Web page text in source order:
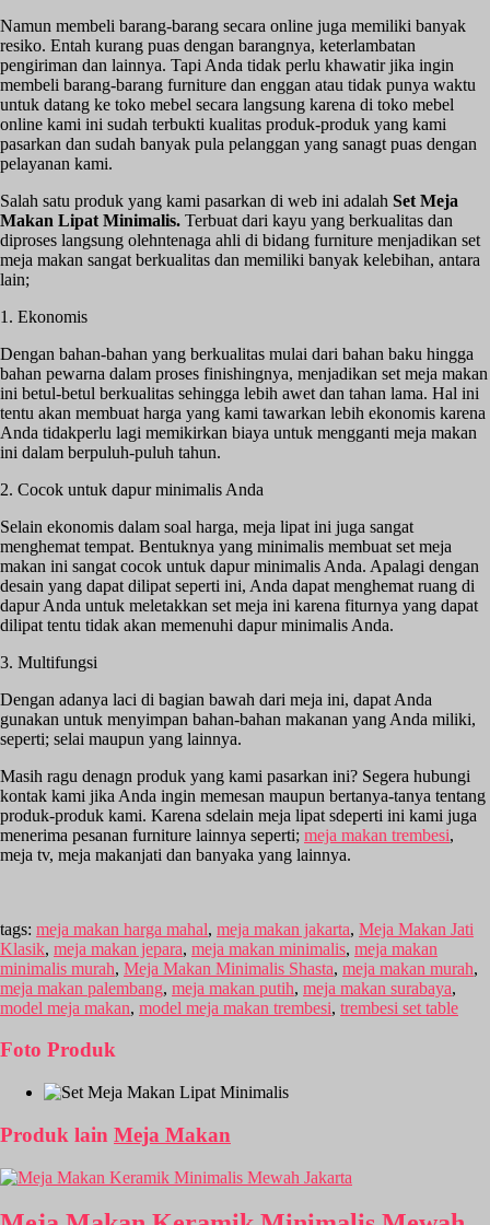
Namun membeli barang-barang secara online juga memiliki banyak
resiko. Entah kurang puas dengan barangnya, keterlambatan
pengiriman dan lainnya. Tapi Anda tidak perlu khawatir jika ingin
membeli barang-barang furniture dan enggan atau tidak punya waktu
untuk datang ke toko mebel secara langsung karena di toko mebel
online kami ini sudah terbukti kualitas produk-produk yang kami
pasarkan dan sudah banyak pula pelanggan yang sanagt puas dengan
pelayanan kami.
Salah satu produk yang kami pasarkan di web ini adalah Set Meja
Makan Lipat Minimalis. Terbuat dari kayu yang berkualitas dan
diproses langsung olehntenaga ahli di bidang furniture menjadikan set
meja makan sangat berkualitas dan memiliki banyak kelebihan, antara
lain;
1. Ekonomis
Dengan bahan-bahan yang berkualitas mulai dari bahan baku hingga
bahan pewarna dalam proses finishingnya, menjadikan set meja makan
ini betul-betul berkualitas sehingga lebih awet dan tahan lama. Hal ini
tentu akan membuat harga yang kami tawarkan lebih ekonomis karena
Anda tidakperlu lagi memikirkan biaya untuk mengganti meja makan
ini dalam berpuluh-puluh tahun.
2. Cocok untuk dapur minimalis Anda
Selain ekonomis dalam soal harga, meja lipat ini juga sangat
menghemat tempat. Bentuknya yang minimalis membuat set meja
makan ini sangat cocok untuk dapur minimalis Anda. Apalagi dengan
desain yang dapat dilipat seperti ini, Anda dapat menghemat ruang di
dapur Anda untuk meletakkan set meja ini karena fiturnya yang dapat
dilipat tentu tidak akan memenuhi dapur minimalis Anda.
3. Multifungsi
Dengan adanya laci di bagian bawah dari meja ini, dapat Anda
gunakan untuk menyimpan bahan-bahan makanan yang Anda miliki,
seperti; selai maupun yang lainnya.
Masih ragu denagn produk yang kami pasarkan ini? Segera hubungi
kontak kami jika Anda ingin memesan maupun bertanya-tanya tentang
produk-produk kami. Karena sdelain meja lipat sdeperti ini kami juga
menerima pesanan furniture lainnya seperti; meja makan trembesi,
meja tv, meja makanjati dan banyaka yang lainnya.
tags: meja makan harga mahal, meja makan jakarta, Meja Makan Jati
Klasik, meja makan jepara, meja makan minimalis, meja makan
minimalis murah, Meja Makan Minimalis Shasta, meja makan murah,
meja makan palembang, meja makan putih, meja makan surabaya,
model meja makan, model meja makan trembesi, trembesi set table
Foto Produk
Produk lain Meja Makan